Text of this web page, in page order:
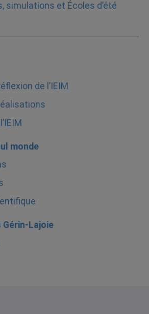
simulations et Écoles d’été
de l’IEIM
monde
Gérin-Lajoie